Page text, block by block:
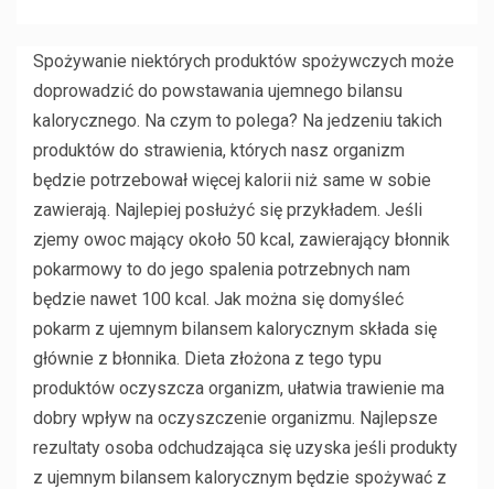
Spożywanie niektórych produktów spożywczych może
doprowadzić do powstawania ujemnego bilansu
kalorycznego. Na czym to polega? Na jedzeniu takich
produktów do strawienia, których nasz organizm
będzie potrzebował więcej kalorii niż same w sobie
zawierają. Najlepiej posłużyć się przykładem. Jeśli
zjemy owoc mający około 50 kcal, zawierający błonnik
pokarmowy to do jego spalenia potrzebnych nam
będzie nawet 100 kcal. Jak można się domyśleć
pokarm z ujemnym bilansem kalorycznym składa się
głównie z błonnika. Dieta złożona z tego typu
produktów oczyszcza organizm, ułatwia trawienie ma
dobry wpływ na oczyszczenie organizmu. Najlepsze
rezultaty osoba odchudzająca się uzyska jeśli produkty
z ujemnym bilansem kalorycznym będzie spożywać z